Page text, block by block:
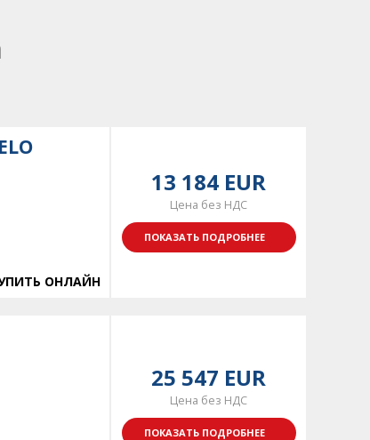
ОНЛАЙН
13 184 EUR
Цена без НДС
ПОКАЗАТЬ ПОДРОБНЕЕ
25 547 EUR
Цена без НДС
ПОКАЗАТЬ ПОДРОБНЕЕ